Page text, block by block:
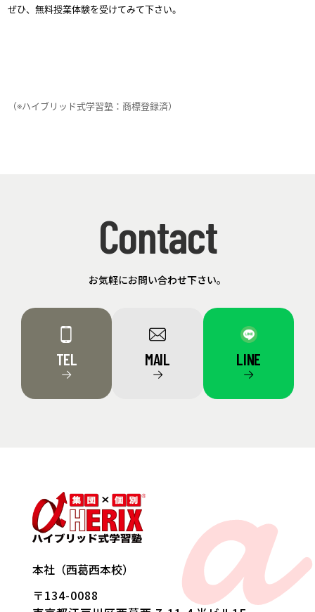
ぜひ、無料授業体験を受けてみて下さい。
（※ハイブリッド式学習塾：商標登録済）
Contact
お気軽にお問い合わせ下さい。
TEL
→
MAIL
→
LINE
→
本社（西葛西本校）
〒134-0088
a